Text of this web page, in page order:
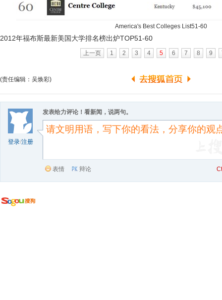
America's Best Colleges List51-60
2012年福布斯最新美国大学排名榜出炉TOP51-60
上一页 1 2 3 4 5 6 7 8 9
(责任编辑：吴焕彩)
登录/注册
发表给力评论！看新闻，说两句。
表情 辩论